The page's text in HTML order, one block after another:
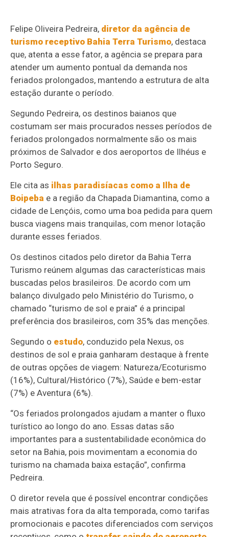
Felipe Oliveira Pedreira, diretor da agência de
turismo receptivo Bahia Terra Turismo, destaca
que, atenta a esse fator, a agência se prepara para
atender um aumento pontual da demanda nos
feriados prolongados, mantendo a estrutura de alta
estação durante o período.
Segundo Pedreira, os destinos baianos que
costumam ser mais procurados nesses períodos de
feriados prolongados normalmente são os mais
próximos de Salvador e dos aeroportos de Ilhéus e
Porto Seguro.
Ele cita as ilhas paradisíacas como a Ilha de
Boipeba e a região da Chapada Diamantina, como a
cidade de Lençóis, como uma boa pedida para quem
busca viagens mais tranquilas, com menor lotação
durante esses feriados.
Os destinos citados pelo diretor da Bahia Terra
Turismo reúnem algumas das características mais
buscadas pelos brasileiros. De acordo com um
balanço divulgado pelo Ministério do Turismo, o
chamado “turismo de sol e praia” é a principal
preferência dos brasileiros, com 35% das menções.
Segundo o estudo, conduzido pela Nexus, os
destinos de sol e praia ganharam destaque à frente
de outras opções de viagem: Natureza/Ecoturismo
(16%), Cultural/Histórico (7%), Saúde e bem-estar
(7%) e Aventura (6%).
“Os feriados prolongados ajudam a manter o fluxo
turístico ao longo do ano. Essas datas são
importantes para a sustentabilidade econômica do
setor na Bahia, pois movimentam a economia do
turismo na chamada baixa estação”, confirma
Pedreira.
O diretor revela que é possível encontrar condições
mais atrativas fora da alta temporada, como tarifas
promocionais e pacotes diferenciados com serviços